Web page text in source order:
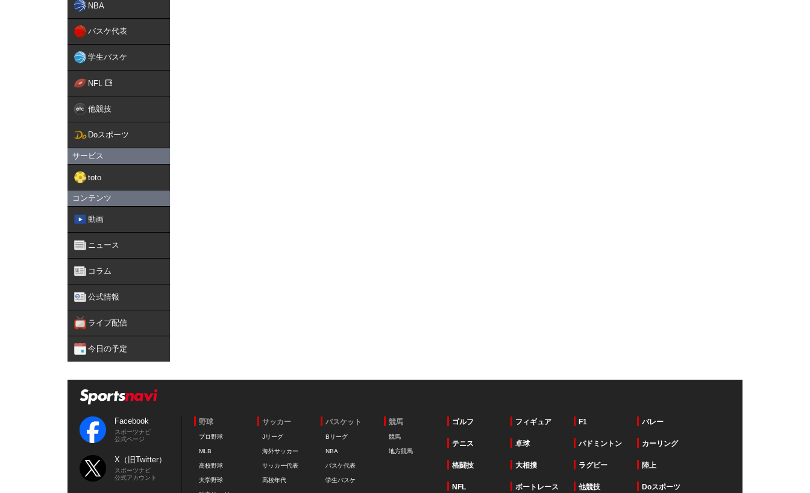
NBA
バスケ代表
学生バスケ
NFL
他競技
Doスポーツ
サービス
toto
コンテンツ
動画
ニュース
コラム
公式情報
ライブ配信
今日の予定
Facebook
スポーツナビ
公式ページ
X（旧Twitter）
スポーツナビ
公式アカウント
野球
プロ野球
MLB
高校野球
大学野球
サッカー
Jリーグ
海外サッカー
サッカー代表
高校年代
バスケット
Bリーグ
NBA
バスケ代表
学生バスケ
競馬
競馬
地方競馬
ゴルフ フィギュア F1 バレー
テニス 卓球 バドミントン カーリング
格闘技 大相撲 ラグビー 陸上
NFL ボートレース 他競技 Doスポーツ